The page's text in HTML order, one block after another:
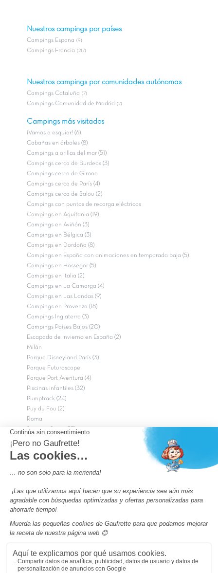
Nuestros campings por países
Campings Espana (9)
Campings Francia (217)
Nuestros campings por comunidades autónomas
Campings Cataluña (7)
Campings Comunidad de Madrid (2)
Campings más visitados
¡Vamos a esquiar! (6)
Cabañas en árboles (8)
Campings a orillas del mar (51)
Campings cerca de Burdeos (3)
Campings cerca de Girona
Campings cerca de París (4)
Campings cerca de Salou (2)
Campings con puntos de recarga eléctricos
Campings en Aquitania (19)
Campings en Aviñón (3)
Campings en Bélgica (3)
Campings en Dordoña (8)
Campings en España con animaciones en temporada baja (5)
Campings en Hossegor (5)
Campings en Italia (2)
Campings en La Camarga (4)
Campings en Las Landas (9)
Campings en Provenza (18)
Campings Inglaterra (3)
Campings Países Bajos (20)
Escapada de Invierno en España (2)
Milán
Parque Disneyland París (3)
Parque Futuroscope
Parque Port Aventura (4)
Piscinas infantiles (32)
Pumptrack (24)
Puy du Fou (2)
Roma
Semana Santa (17)
tripadvisor Traveler’s Choice 2026 (43)
campings niños Francia
Los camping con piscinas en Francia
Camping Murcia
Camping Costa Brava
Camping Costa daurada
Pass camping
Aviso legal
Notas legales